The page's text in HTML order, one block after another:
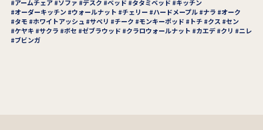
アームチェア
ソファ デスク ベッド タタミベッド
キッチン
オーダーキッチン
ウォールナット チェリー ハードメープル ナラ
オーク
タモ
ホワイトアッシュ サペリ チーク モンキーポッド トチ クス
セン
ケヤキ
サクラ ボセ ゼブラウッド クラロウォールナット カエデ クリ
ニレ
ブビンガ